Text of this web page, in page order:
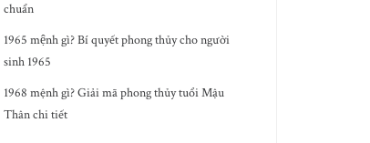
chuẩn
1965 mệnh gì? Bí quyết phong thủy cho người
sinh 1965
1968 mệnh gì? Giải mã phong thủy tuổi Mậu
Thân chi tiết